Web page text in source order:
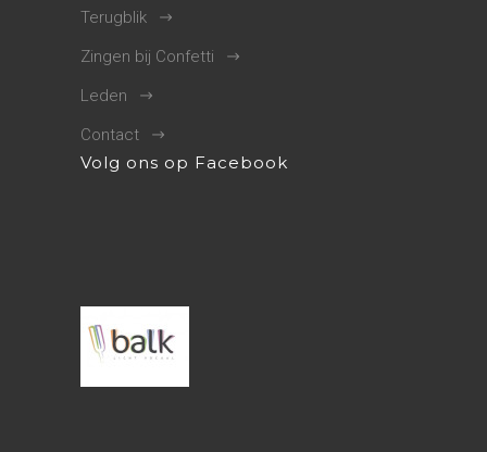
Terugblik
Zingen bij Confetti
Leden
Contact
Volg ons op Facebook